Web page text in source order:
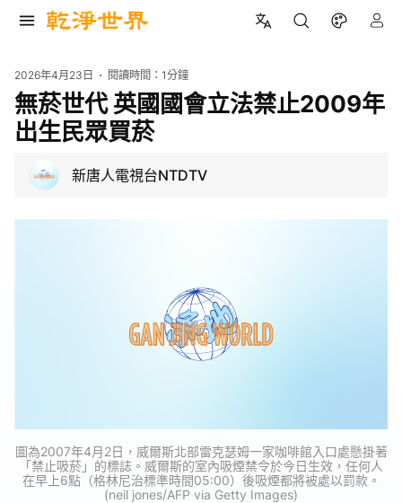
2026年4月23日 閱讀時間：1分鐘
無菸世代 英國國會立法禁止2009年
出生民眾買菸
新唐人電視台NTDTV
圖為2007年4月2日，威爾斯北部雷克瑟姆一家咖啡館入口處懸掛著
「禁止吸菸」的標誌。威爾斯的室內吸煙禁令於今日生效，任何人
在早上6點（格林尼治標準時間05:00）後吸煙都將被處以罰款。
(neil jones/AFP via Getty Images)